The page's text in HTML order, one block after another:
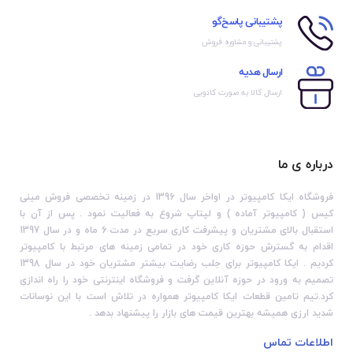
پشتیبانی پاسخ‌گو
پشتیبانی و مشاوره فروش
ارسال هدیه
ارسال کالا به صورت کادویی
درباره ی ما
فروشگاه ایکا کامپیوتر در اواخر سال 1396 در زمینه تخصصی فروش مینی
کیس ( کامپیوتر آماده ) و لپتاپ شروع به فعالیت نمود . پس از آن با
استقبال بالای مشتریان و پیشرفت کاری سریع در مدت 6 ماه و در سال 1397
اقدام به گسترش حوزه کاری خود در تمامی زمینه های مرتبط با کامپیوتر
کردیم . ایکا کامپیوتر برای جلب رضایت بیشتر مشتریان خود در سال 1398
تصمیم به ورود در حوزه آنلاین گرفت و فروشگاه اینترنتی خود را راه اندازی
کرد.تیم تامین قطعات ایکا کامپیوتر همواره در تلاش است با این نوسانات
شدید ارزی همیشه بهترین قیمت های بازار را پیشنهاد بدهد .
اطلاعات تماس